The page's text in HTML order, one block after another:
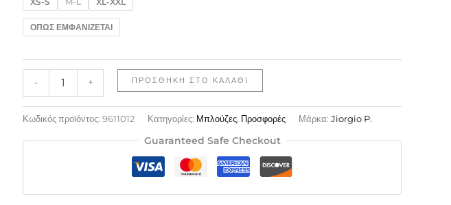
ΟΠΩΣ ΕΜΦΑΝΙΖΕΤΑΙ
- + ΠΡΟΣΘΉΚΗ ΣΤΟ ΚΑΛΆΘΙ
Κωδικός προϊόντος: 9611012 Κατηγορίες: Μπλούζες, Προσφορές Μάρκα: Jiorgio P.
Guaranteed Safe Checkout